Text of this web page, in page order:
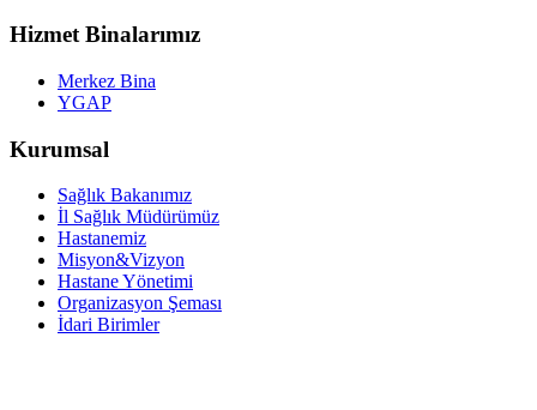
Hizmet Binalarımız
Merkez Bina
YGAP
Kurumsal
Sağlık Bakanımız
İl Sağlık Müdürümüz
Hastanemiz
Misyon&Vizyon
Hastane Yönetimi
Organizasyon Şeması
İdari Birimler